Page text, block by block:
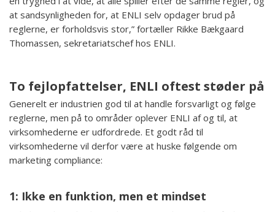
at sandsynligheden for, at ENLI selv opdager brud på
reglerne, er forholdsvis stor,” fortæller Rikke Bækgaard
Thomassen, sekretariatschef hos ENLI.
To fejlopfattelser, ENLI oftest støder på
Generelt er industrien god til at handle forsvarligt og følge
reglerne, men på to områder oplever ENLI af og til, at
virksomhederne er udfordrede. Et godt råd til
virksomhederne vil derfor være at huske følgende om
marketing compliance:
1: Ikke en funktion, men et mindset